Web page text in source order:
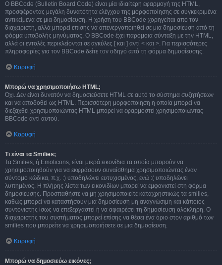
Ο BBCode (Bulletin Board Code) είναι μία ιδιαίτερη εφαρμογή της HTML,
προσφέροντας μεγάλη δυνατότητα ελέγχου της μορφοποίησης σε συγκεκριμένα
αντικείμενα σε μια δημοσίευση. Η χρήση του BBCode χορηγείται από τον
διαχειριστή, αλλά μπορεί επίσης να απενεργοποιηθεί σε μια δημοσίευση από τη
φόρμα υποβολής μηνύματος. Ο BBCode έχει παρόμοια σύνταξη με την HTML,
αλλά οι εντολές περικλείονται σε αγκύλες [ και ] αντί < και >. Για περισσότερες
πληροφορίες για τον BBCode δείτε τον οδηγό από τη φόρμα δημοσίευσης.
Κορυφή
Μπορώ να χρησιμοποιήσω HTML;
Όχι. Δεν είναι δυνατόν να δημοσιεύσετε HTML σε αυτό το σύστημα συζητήσεων
και να αποδοθεί ως HTML. Περισσότερη μορφοποίηση η οποία μπορεί να
διεξαχθεί χρησιμοποιώντας HTML μπορεί να εφαρμοστεί χρησιμοποιώντας
BBCode αντί αυτού.
Κορυφή
Τι είναι τα Smilies;
Τα Smilies, ή Emoticons, είναι μικρά εικονίδια τα οποία μπορούν να
χρησιμοποιηθούν για να εκφράσουν συναίσθημα χρησιμοποιώντας έναν
σύντομο κώδικα, π.χ. :) υποδηλώνει ευτυχισμένος, ενώ :( υποδηλώνει
λυπημένος. Η πλήρης λίστα των εικονιδίων μπορεί να εμφανιστεί στη φόρμα
δημοσίευσης. Προσπαθήστε να μη χρησιμοποιείτε καταχρηστικώς τα smilies,
καθώς μπορεί να καταστήσουν μια δημοσίευση μη αναγνώσιμη και κάποιος
συντονιστής ίσως να επεξεργαστεί ή να αφαιρέσει τη δημοσίευση ολόκληρη. Ο
διαχειριστής του συστήματος μπορεί επίσης να θέσει ένα όριο στον αριθμό των
smilies που μπορείτε να χρησιμοποιήσετε σε μια δημοσίευση.
Κορυφή
Μπορώ να δημοσιεύω εικόνες;